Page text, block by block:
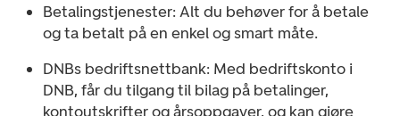
Betalingstjenester: Alt du behøver for å betale
og ta betalt på en enkel og smart måte.
DNBs bedriftsnettbank: Med bedriftskonto i
DNB, får du tilgang til bilag på betalinger,
kontoutskrifter og årsoppgaver, og kan gjøre